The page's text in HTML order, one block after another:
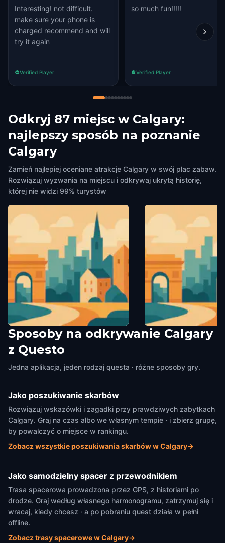
Interesting! not difficult.
make sure your phone is
charged recommend and will
try it again
Verified Player
so much fun!!!!!
Verified Player
Odkryj 87 miejsc w Calgary:
najlepszy sposób na poznanie
Calgary
Zamień najlepiej oceniane atrakcje Calgary w swój plac zabaw.
Rozwiązuj wyzwania na miejscu i odkrywaj ukrytą historię,
której nie widzi 99% turystów
Jack Long Park
Calgary ,Canada
The Circle of Life
Sposoby na odkrywanie Calgary
z Questo
Jedna aplikacja, jeden rodzaj questa · różne sposoby gry.
Jako poszukiwanie skarbów
Rozwiązuj wskazówki i zagadki przy prawdziwych zabytkach
Calgary. Graj na czas albo we własnym tempie · i zbierz grupę,
by powalczyć o miejsce w rankingu.
Zobacz wszystkie poszukiwania skarbów w Calgary→
Jako samodzielny spacer z przewodnikiem
Trasa spacerowa prowadzona przez GPS, z historiami po
drodze. Graj według własnego harmonogramu, zatrzymuj się i
wracaj, kiedy chcesz · a po pobraniu quest działa w pełni
offline.
Zobacz trasy spacerowe w Calgary→